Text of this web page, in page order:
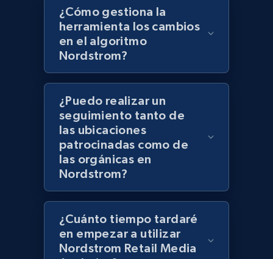
Lazada - Products - Discover products by
seller URL
URL, Title, Rating, Reviews, Initial price, Final
price, Currency, Stock, and more.
991+ 165+ Comenzar ahora
Lazada - Products - Discover products by
brand URL
991+ 165+ Comenzar ahora
¿Cómo gestiona la
herramienta los cambios
en el algoritmo
Nordstrom?
¿Puedo realizar un
seguimiento tanto de
las ubicaciones
patrocinadas como de
las orgánicas en
Nordstrom?
¿Cuánto tiempo tardaré
en empezar a utilizar
Nordstrom Retail Media